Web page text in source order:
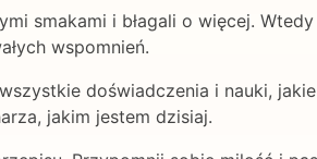
smakami i błagali o więcej. Wtedy
wspomnień.
doświadczenia i nauki,
jakim jestem dzisiaj.